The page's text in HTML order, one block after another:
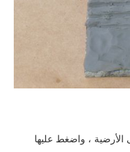
خردة مستقيمة 2 × 4 على الأرضية ، واضغط عليها